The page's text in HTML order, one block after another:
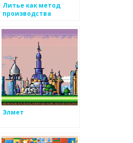
Литье как метод
производства
Элмет